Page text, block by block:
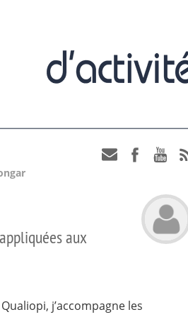
aux
j’accompagne les